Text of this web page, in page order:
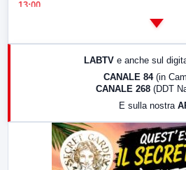
13:00
LABTV e anche sul
CANALE 84 (in
CANALE 268 (DDT
E sulla nostra